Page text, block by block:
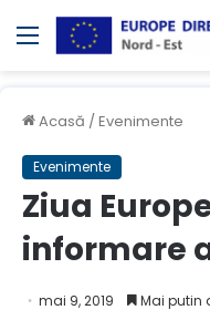
Meniul
Acasă /Evenimente
Evenimente
Ziua
informare
mai 9, 2019 Mai putin